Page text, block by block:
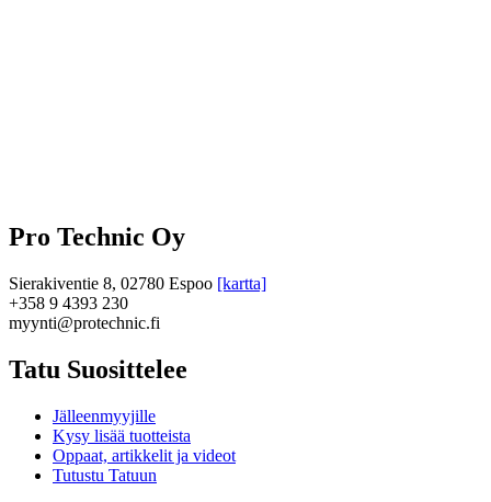
Pro Technic Oy
Sierakiventie 8, 02780 Espoo [kartta]
+358 9 4393 230
myynti@protechnic.fi
Tatu Suosittelee
Jälleenmyyjille
Kysy lisää tuotteista
Oppaat, artikkelit ja videot
Tutustu Tatuun